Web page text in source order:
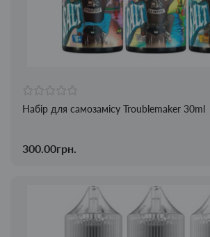
Набір для самозамісу Troublemaker 30ml
300.00грн.